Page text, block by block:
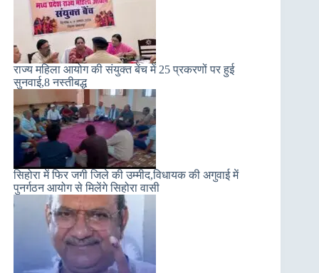
राज्य महिला आयोग की संयुक्त बेंच में 25 प्रकरणों पर हुई
सुनवाई,8 नस्तीबद्ध
सिहोरा में फिर जगी जिले की उम्मीद,विधायक की अगुवाई में
पुनर्गठन आयोग से मिलेंगे सिहोरा वासी